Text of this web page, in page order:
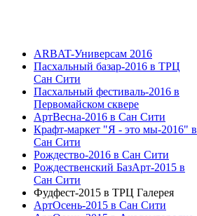
ARBAT-Универсам 2016
Пасхальный базар-2016 в ТРЦ
Сан Сити
Пасхальный фестиваль-2016 в
Первомайском сквере
АртВесна-2016 в Сан Сити
Крафт-маркет "Я - это мы-2016" в
Сан Сити
Рождество-2016 в Сан Сити
Рождественский БазАрт-2015 в
Сан Сити
Фудфест-2015 в ТРЦ Галерея
АртОсень-2015 в Сан Сити